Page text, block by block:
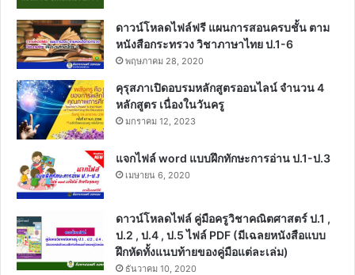
ดาวน์โหลดไฟล์ฟรี แผนการสอนครบชั้น ตาม
หนังสือกระทรวง วิชาภาษาไทย ป.1-6
พฤษภาคม 28, 2020
คุรุสภาเปิดอบรมหลักสูตรออนไลน์ จำนวน 4
หลักสูตร เนื่องในวันครู
มกราคม 12, 2023
แจกไฟล์ word แบบฝึกทักษะการอ่าน ป.1-ป.3
เมษายน 6, 2020
ดาวน์โหลดไฟล์ คู่มือครูวิชาคณิตศาสตร์ ป.1 ,
ป.2 , ป.4 , ป.5 ไฟล์ PDF (มีเฉลยหนังสือแบบ
ฝึกหัดทั้งแนบท้ายของคู่มือแต่ละเล่ม)
ธันวาคม 10, 2020